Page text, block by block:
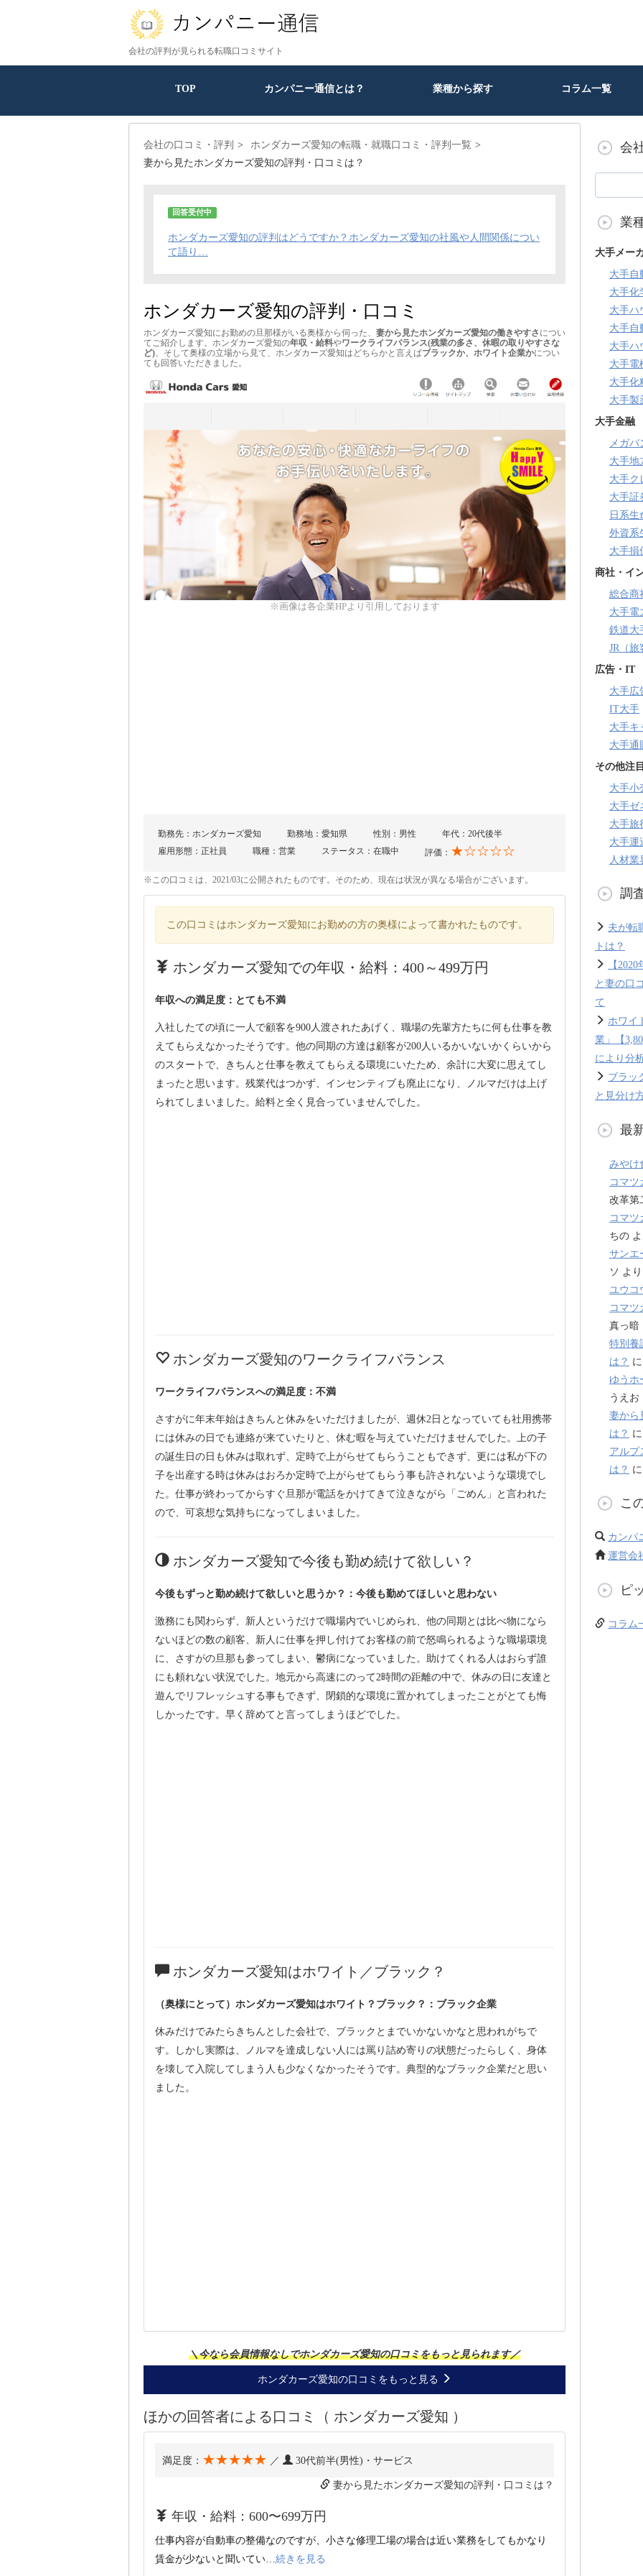
会社の評判が見られる転職口コミサイト
TOP カンパニー通信とは？ 業種から探す コラム一覧
会社の口コミ・評判
ホンダカーズ愛知の転職・就職口コミ・評判一覧
妻から見たホンダカーズ愛知の評判・口コミは？
回答受付中
ホンダカーズ愛知の評判はどうですか？ホンダカーズ愛知の社風や人間関係につい
て語り…
ホンダカーズ愛知の評判・口コミ
ホンダカーズ愛知にお勤めの旦那様がいる奥様から伺った、 妻から見たホンダカーズ愛知の働きやすさ につい
てご紹介します。ホンダカーズ愛知の年収・給料やワークライフバランス(残業の多さ、休暇の取りやすさな
ど) 、そして奥様の立場から見て、ホンダカーズ愛知はどちらかと言えばブラックか、ホワイト企業かについ
ても回答いただきました。
※画像は各企業HPより引用しております
勤務先：ホンダカーズ愛知 勤務地：愛知県 性別：男性
年代：20代後半
雇用形態：正社員
職種：営業 ステータス：在職中 評価： ★☆☆☆☆
※この口コミは、2021/03に公開されたものです。そのため、現在は状況が異なる場合がございます。
この口コミはホンダカーズ愛知にお勤めの方の奥様によって書かれたものです。
ホンダカーズ愛知での年収・給料：400～499万円
年収への満足度：とても不満
入社したての頃に一人で顧客を900人渡されたあげく、職場の先輩方たちに何も仕事を教
えてもらえなかったそうです。他の同期の方達は顧客が200人いるかいないかくらいから
のスタートで、きちんと仕事を教えてもらえる環境にいたため、余計に大変に思えてし
まったと思います。残業代はつかず、インセンティブも廃止になり、ノルマだけは上げ
られてしまいました。給料と全く見合っていませんでした。
ホンダカーズ愛知のワークライフバランス
ワークライフバランスへの満足度：不満
さすがに年末年始はきちんと休みをいただけましたが、週休2日となっていても社用携帯
には休みの日でも連絡が来ていたりと、休む暇を与えていただけませんでした。上の子
の誕生日の日も休みは取れず、定時で上がらせてもらうこともできず、更には私が下の
子を出産する時は休みはおろか定時で上がらせてもらう事も許されないような環境でし
た。仕事が終わってからすぐ旦那が電話をかけてきて泣きながら「ごめん」と言われた
ので、可哀想な気持ちになってしまいました。
ホンダカーズ愛知で今後も勤め続けて欲しい？
今後もずっと勤め続けて欲しいと思うか？：今後も勤めてほしいと思わない
激務にも関わらず、新人というだけで職場内でいじめられ、他の同期とは比べ物になら
ないほどの数の顧客、新人に仕事を押し付けてお客様の前で怒鳴られるような職場環境
に、さすがの旦那も参ってしまい、鬱病になっていました。助けてくれる人はおらず誰
にも頼れない状況でした。地元から高速にのって2時間の距離の中で、休みの日に友達と
遊んでリフレッシュする事もできず、閉鎖的な環境に置かれてしまったことがとても悔
しかったです。早く辞めてと言ってしまうほどでした。
ホンダカーズ愛知はホワイト／ブラック？
（奥様にとって）ホンダカーズ愛知はホワイト？ブラック？：ブラック企業
休みだけでみたらきちんとした会社で、ブラックとまでいかないかなと思われがちで
す。しかし実際は、ノルマを達成しない人には罵り詰め寄りの状態だったらしく、身体
を壊して入院してしまう人も少なくなかったそうです。典型的なブラック企業だと思い
ました。
＼今なら会員情報なしでホンダカーズ愛知の口コミをもっと見られます／
ホンダカーズ愛知の口コミをもっと見る
ほかの回答者による口コミ（ ホンダカーズ愛知 ）
満足度： ★★★★★ ／ 30代前半(男性)・サービス
妻から見たホンダカーズ愛知の評判・口コミは？
年収・給料：600〜699万円
仕事内容が自動車の整備なのですが、小さな修理工場の場合は近い業務をしてもかなり
賃金が少ないと聞いてい… 続きを見る
会
業
大手メー
大手自
大手化
大手ハ
大手自
大手ハ
大手電
大手化
大手製
大手金融
メガバ
大手地
大手ク
大手証
日系生
外資系
大手損
商社・イ
総合商
大手電
鉄道大
JR（旅
広告・IT
大手広
IT大手
大手キ
大手通
その他注
大手小
大手ゼ
大手旅
大手運
人材業
調
夫が転
トは？
【
と妻の口
て
ホワイ
業」【
により分
ブラッ
と見分け
最
みやけ
コマツ
改革第
コマツ
ちの
サンエ
ソ より
ユウコ
コマツ
真っ暗
特別養
は？
ゆうホ
うえお
妻から
は？
アルプ
は？
こ
カンパ
運営会
ピ
コラム